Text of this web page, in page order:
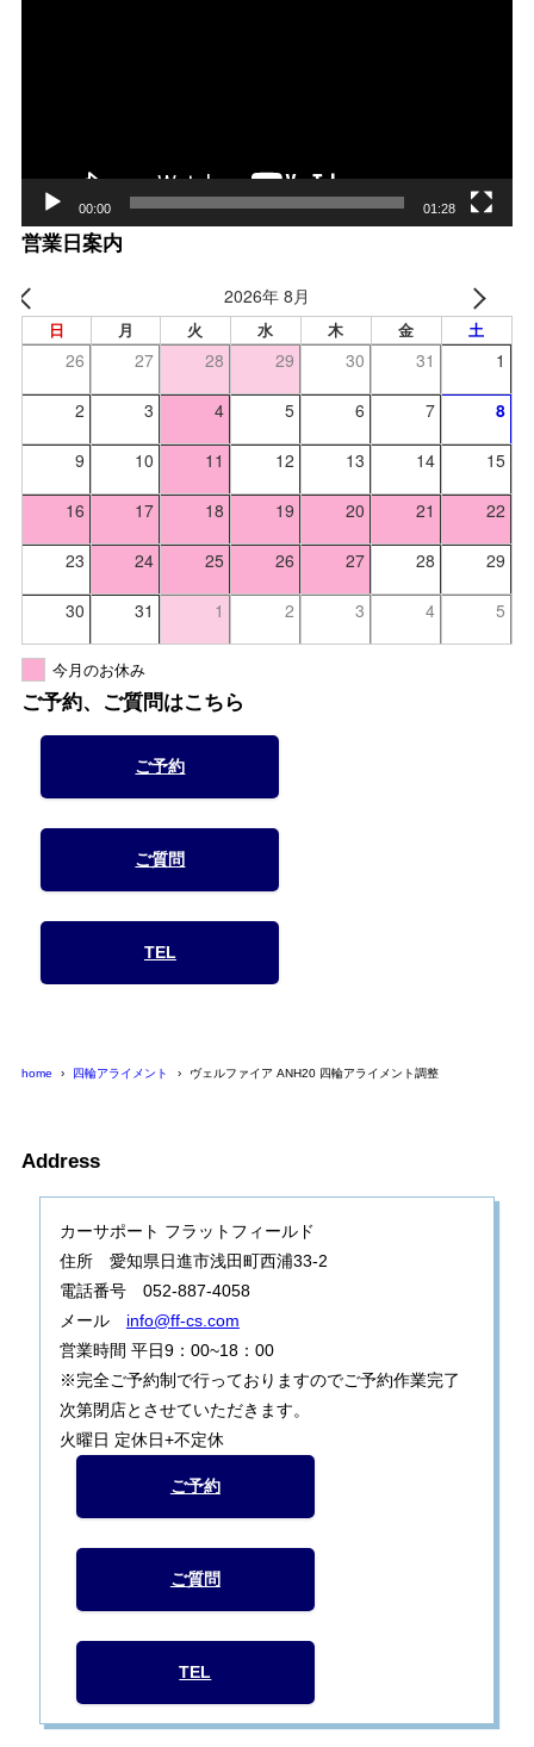
00:00 01:28
営業日案内
2026年 8月
日 月 火 水 木 金 土
26 27 28 29 30 31 1
2 3 4 5 6 7 8
9 10 11 12 13 14 15
16 17 18 19 20 21 22
23 24 25 26 27 28 29
30 31 1 2 3 4 5
今月のお休み
ご予約、ご質問はこちら
ご予約
ご質問
TEL
home 四輪アライメント ヴェルファイア ANH20 四輪アライメント調整
Address
カーサポート フラットフィールド
住所 愛知県日進市浅田町西浦33-2
電話番号 052-887-4058
メール info@ff-cs.com
営業時間 平日9：00~18：00
※完全ご予約制で行っておりますのでご予約作業完了
次第閉店とさせていただきます。
火曜日 定休日+不定休
ご予約
ご質問
TEL